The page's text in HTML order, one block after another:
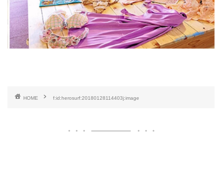
HOME f:id:herosurf:20180128114403j:image